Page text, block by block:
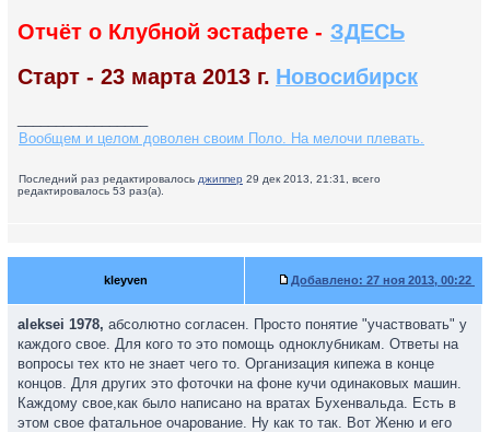
Отчёт о Клубной эстафете - ЗДЕСЬ
Старт - 23 марта 2013 г. Новосибирск
Вообщем и целом доволен своим Поло. На мелочи плевать.
Последний раз редактировалось джиппер 29 дек 2013, 21:31, всего
редактировалось 53 раз(а).
kleyven Добавлено: 27 ноя 2013, 00:22
aleksei 1978, абсолютно согласен. Просто понятие "участвовать" у
каждого свое. Для кого то это помощь одноклубникам. Ответы на
вопросы тех кто не знает чего то. Организация кипежа в конце
концов. Для других это фоточки на фоне кучи одинаковых машин.
Каждому свое,как было написано на вратах Бухенвальда. Есть в
этом свое фатальное очарование. Ну как то так. Вот Женю и его